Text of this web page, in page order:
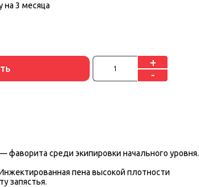
на 3 месяца
+
-
фаворита среди экипировки начального уровня.
пена высокой плотности
запястья.